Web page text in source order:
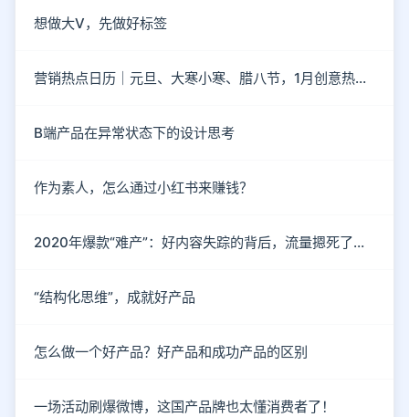
想做大V，先做好标签
营销热点日历｜元旦、大寒小寒、腊八节，1月创意热点都在这
B端产品在异常状态下的设计思考
作为素人，怎么通过小红书来赚钱？
2020年爆款“难产”：好内容失踪的背后，流量摁死了内容
“结构化思维”，成就好产品
怎么做一个好产品？好产品和成功产品的区别
一场活动刷爆微博，这国产品牌也太懂消费者了！